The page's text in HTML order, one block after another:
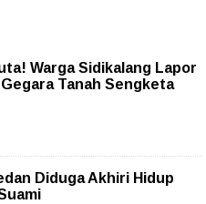
Warga Sidikalang Lapor
Tanah Sengketa
Diduga Akhiri Hidup